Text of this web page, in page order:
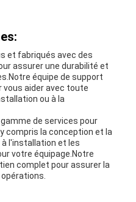
et fabriqués avec des
assurer une durabilité et
équipe de support
vous aider avec toute
ou à la
de services pour
compris la conception et la
l'installation et les
votre équipage.Notre
complet pour assurer la